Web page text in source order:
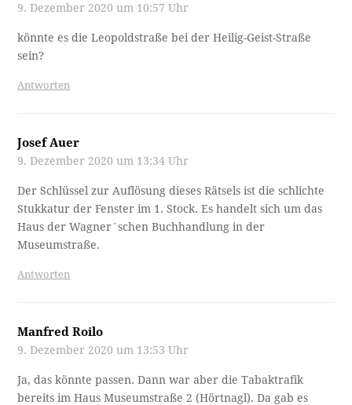
9. Dezember 2020 um 10:57 Uhr
könnte es die Leopoldstraße bei der Heilig-Geist-Straße
sein?
Antworten
Josef Auer
9. Dezember 2020 um 13:34 Uhr
Der Schlüssel zur Auflösung dieses Rätsels ist die schlichte
Stukkatur der Fenster im 1. Stock. Es handelt sich um das
Haus der Wagner´schen Buchhandlung in der
Museumstraße.
Antworten
Manfred Roilo
9. Dezember 2020 um 13:53 Uhr
Ja, das könnte passen. Dann war aber die Tabaktrafik
bereits im Haus Museumstraße 2 (Hörtnagl). Da gab es